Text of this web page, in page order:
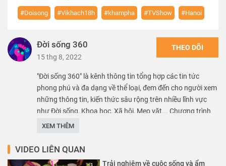
#Doisong #Vikhach18h #khampha #TVShow #Hanoi
Đời sống 360
15 thg 8, 2022
THEO DÕI
"Đời sống 360" là kênh thông tin tổng hợp các tin tức
phong phú và đa dạng về thể loại, đem đến cho người xem
những thông tin, kiến thức sâu rộng trên nhiều lĩnh vực
như Đời sống, Khoa học, Xã hội, Mẹo vặt... Chương trình
“Vị khách 18H” là những “lát cắt” nhỏ về cuộc sống và con
đô những cảm xúc lắng đọng nhất.
XEM THÊM
VIDEO LIÊN QUAN
Trải nghiệm về cuộc sống và ẩm